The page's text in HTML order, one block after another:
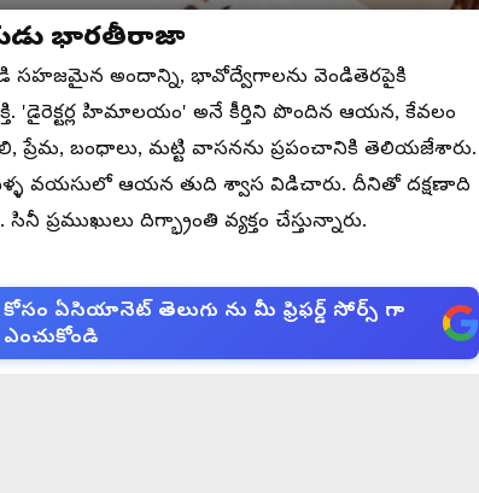
భారతీరాజా
సహజమైన అందాన్ని, భావోద్వేగాలను వెండితెరపైకి
హిమాలయం' అనే కీర్తిని పొందిన ఆయన, కేవలం
ప్రేమ, బంధాలు, మట్టి వాసనను ప్రపంచానికి తెలియజేశారు.
వయసులో ఆయన తుది శ్వాస విడిచారు. దీనితో దక్షణాది
ప్రముఖులు దిగ్భ్రాంతి వ్యక్తం చేస్తున్నారు.
ఏసియానెట్ తెలుగు ను మీ ఫ్రిఫర్డ్ సోర్స్ గా
ఎంచుకోండి